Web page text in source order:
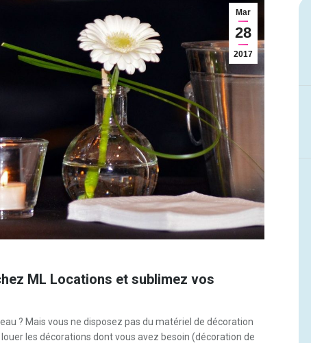
Mar
28
2017
ML Locations et sublimez vos
? Mais vous ne disposez pas du matériel de décoration
les décorations dont vous avez besoin (décoration de